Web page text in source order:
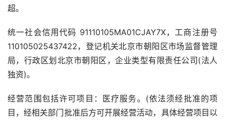
超。
统一社会信用代码 91110105MA01CJAY7X，工商注册号
110105025437422，登记机关北京市朝阳区市场监督管理
局，行政区划北京市朝阳区，企业类型有限责任公司(法人
独资)。
经营范围包括许可项目：医疗服务。(依法须经批准的项
目，经相关部门批准后方可开展经营活动，具体经营项目以